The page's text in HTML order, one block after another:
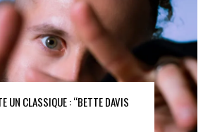
UN CLASSIQUE : “BETTE DAVIS